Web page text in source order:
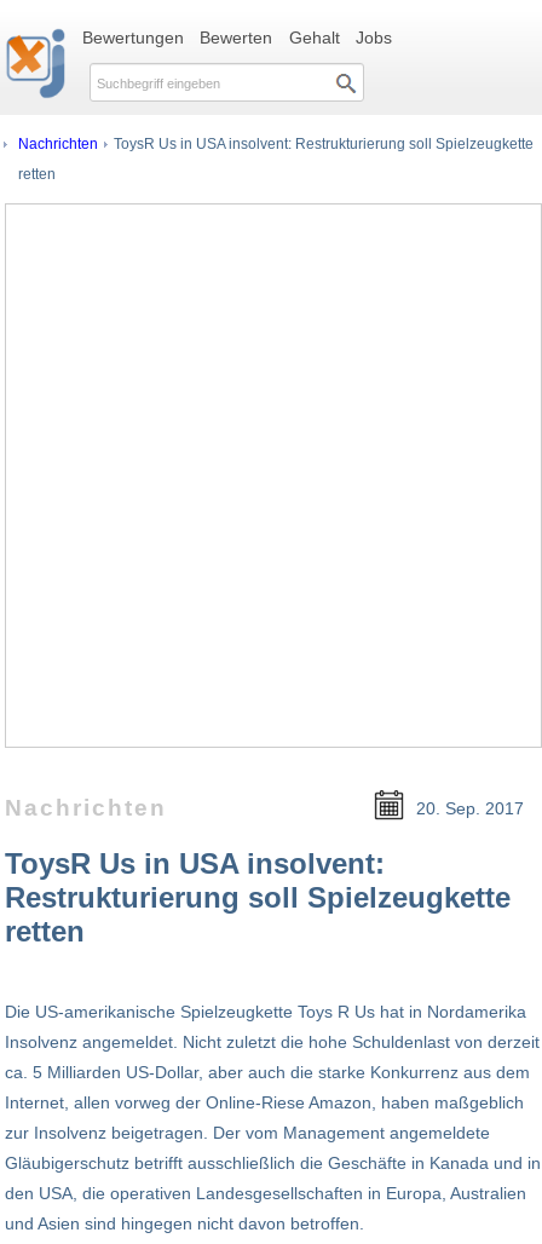
Bewertungen Bewerten Gehalt Jobs
Nachrichten ToysR Us in USA insolvent: Restrukturierung soll Spielzeugkette
retten
Nachrichten 20. Sep. 2017
ToysR Us in USA insolvent:
Restrukturierung soll Spielzeugkette
retten
Die US-amerikanische Spielzeugkette Toys R Us hat in Nordamerika
Insolvenz angemeldet. Nicht zuletzt die hohe Schuldenlast von derzeit
ca. 5 Milliarden US-Dollar, aber auch die starke Konkurrenz aus dem
Internet, allen vorweg der Online-Riese Amazon, haben maßgeblich
zur Insolvenz beigetragen. Der vom Management angemeldete
Gläubigerschutz betrifft ausschließlich die Geschäfte in Kanada und in
den USA, die operativen Landesgesellschaften in Europa, Australien
und Asien sind hingegen nicht davon betroffen.